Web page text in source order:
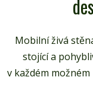
Mobilní živá
stojící a
v každém